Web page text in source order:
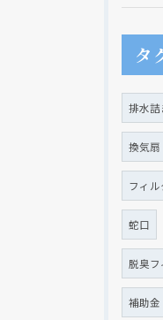
タ
排水詰
換気扇
フィル
蛇口
脱臭フ
補助金